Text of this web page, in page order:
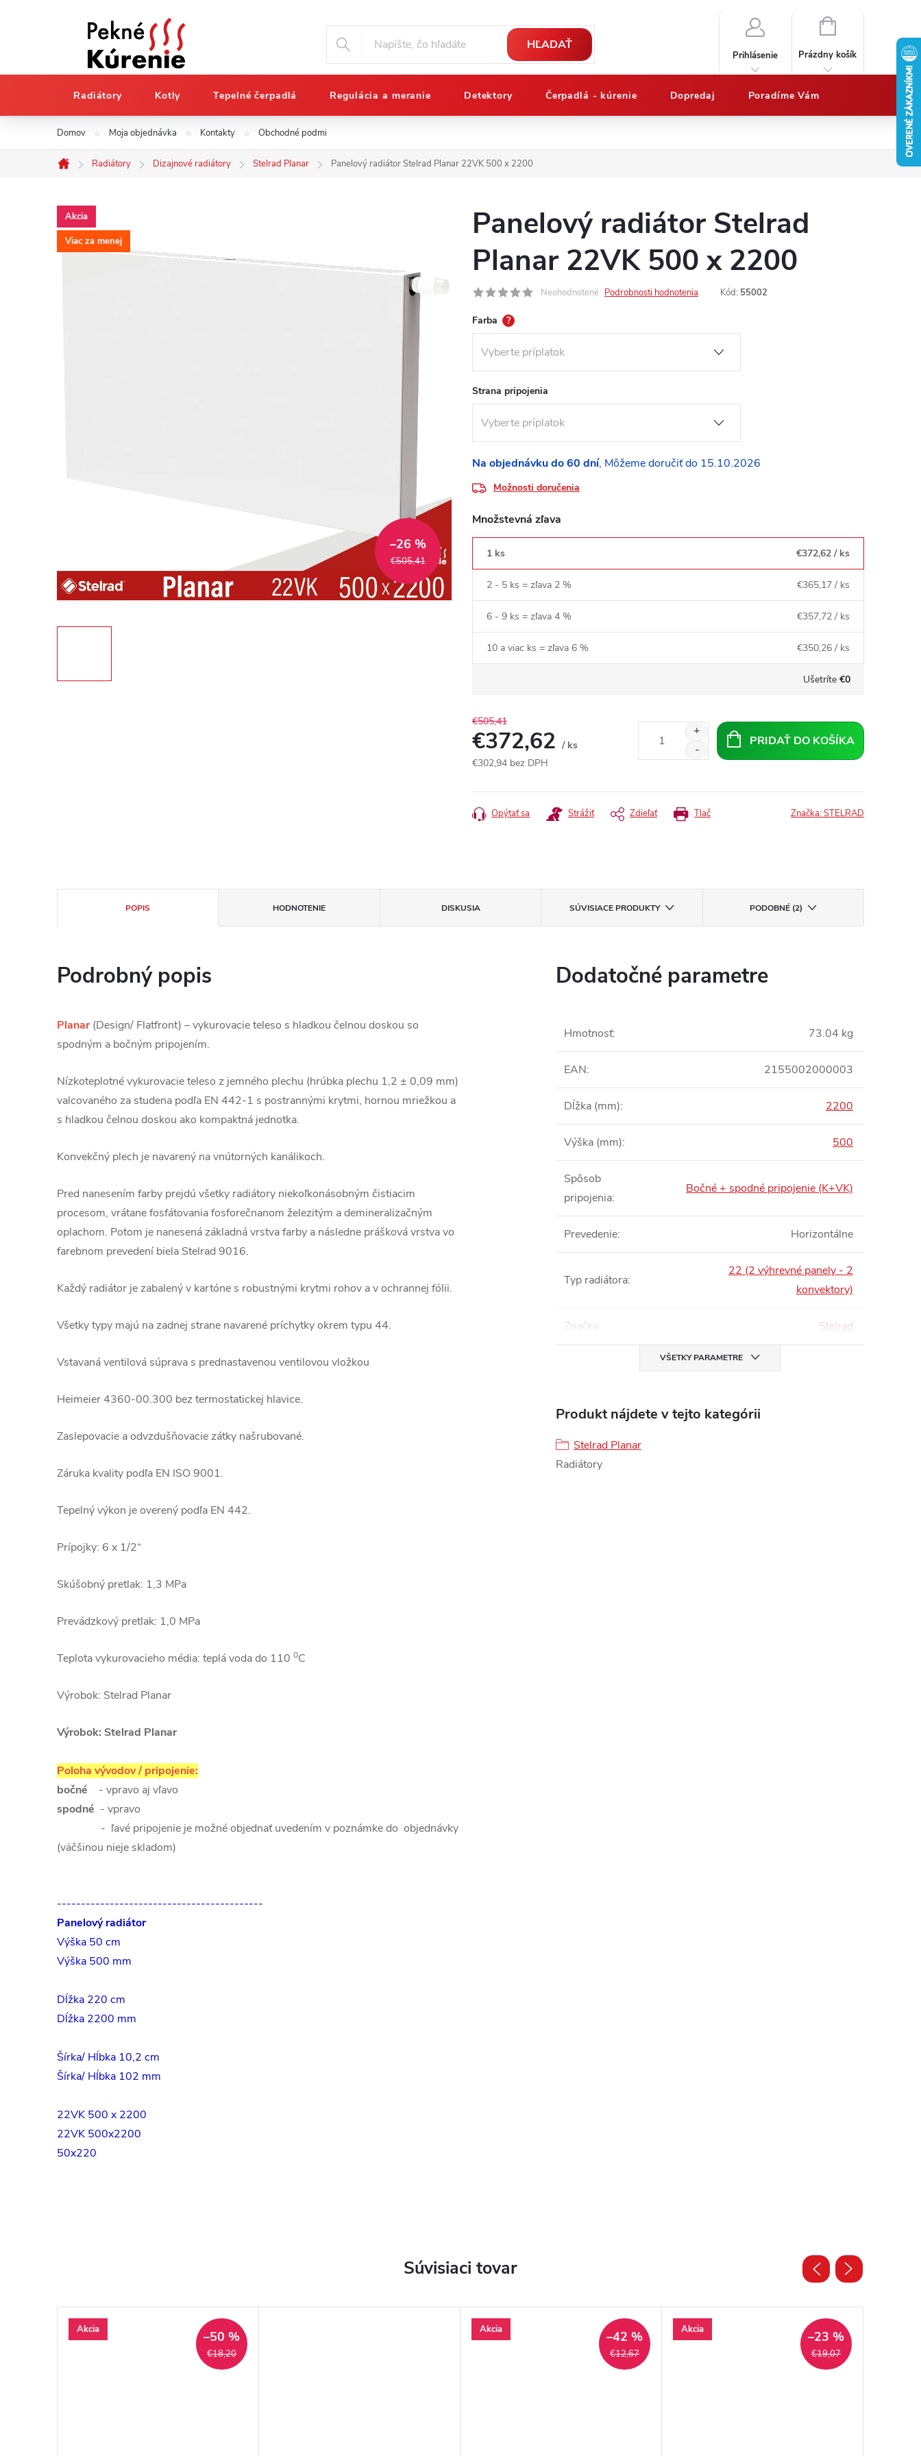
Domov Moja objednávka Kontakty Obchodné podmienky Vypočítajte
HĽADAŤ
Prihlásenie
NÁKUPNÝ
Prázdny košík
Radiátory Kotly Tepelné čerpadlá Regulácia a meranie Detektory Čerpadlá - kúrenie Dopredaj Poradíme Vám
Domov
Radiátory Dizajnové radiátory Stelrad Planar Panelový radiátor Stelrad Planar 22VK 500 x 2200
Akcia
Viac za menej
€505,41
–26 %
Panelový radiátor Stelrad
Planar 22VK 500 x 2200
Neohodnotené Podrobnosti hodnotenia Kód: 55002
Farba ?
Strana pripojenia
Na objednávku do 60 dní 15.10.2026
Možnosti doručenia
Množstevná zľava
1 ks €372,62 / ks
2 - 5 ks = zľava 2 % €365,17 / ks
6 - 9 ks = zľava 4 % €357,72 / ks
10 a viac ks = zľava 6 % €350,26 / ks
Ušetríte €0
€505,41
€372,62 / ks
€302,94 bez DPH
cena:
PRIDAŤ DO KOŠÍKA
Tlač
Opýtať sa Strážiť Zdieľať Značka:STELRAD
POPIS HODNOTENIE DISKUSIA SÚVISIACE PRODUKTY PODOBNÉ (2)
Podrobný popis
Planar (Design/ Flatfront) – vykurovacie teleso s hladkou čelnou doskou so
spodným a bočným pripojením.
Nízkoteplotné vykurovacie teleso z jemného plechu (hrúbka plechu 1,2 ± 0,09 mm)
valcovaného za studena podľa EN 442-1 s postrannými krytmi, hornou mriežkou a
s hladkou čelnou doskou ako kompaktná jednotka.
Konvekčný plech je navarený na vnútorných kanálikoch.
Pred nanesením farby prejdú všetky radiátory niekoľkonásobným čistiacim
procesom, vrátane fosfátovania fosforečnanom železitým a demineralizačným
oplachom. Potom je nanesená základná vrstva farby a následne prášková vrstva vo
farebnom prevedení biela Stelrad 9016.
Každý radiátor je zabalený v kartóne s robustnými krytmi rohov a v ochrannej fólii.
Všetky typy majú na zadnej strane navarené príchytky okrem typu 44.
Vstavaná ventilová súprava s prednastavenou ventilovou vložkou
Heimeier 4360-00.300 bez termostatickej hlavice.
Zaslepovacie a odvzdušňovacie zátky našrubované.
Záruka kvality podľa EN ISO 9001.
Tepelný výkon je overený podľa EN 442.
Prípojky: 6 x 1/2“
Skúšobný pretlak: 1,3 MPa
Prevádzkový pretlak: 1,0 MPa
Teplota vykurovacieho média: teplá voda do 110 0C
Výrobok: Stelrad Planar
Výrobok: Stelrad Planar
Poloha vývodov / pripojenie:
bočné - vpravo aj vľavo
spodné - vpravo
- ľavé pripojenie je možné objednať uvedením v poznámke do objednávky
(väčšinou nieje skladom)
-------------------------------------------
Panelový radiátor
Výška 50 cm
Výška 500 mm
Dĺžka 220 cm
Dĺžka 2200 mm
Šírka/ Hĺbka 10,2 cm
Šírka/ Hĺbka 102 mm
22VK 500 x 2200
22VK 500x2200
50x220
Dodatočné parametre
Hmotnosť: 73.04 kg
EAN: 2155002000003
Dĺžka (mm): 2200
Výška (mm): 500
Spôsob
pripojenia:
Bočné + spodné pripojenie (K+VK)
Prevedenie: Horizontálne
Typ radiátora:
22 (2 výhrevné panely - 2
konvektory)
Značka: Stelrad
VŠETKY PARAMETRE
Produkt nájdete v tejto kategórii
Stelrad Planar
Radiátory
Súvisiaci tovar
Akcia
€18,20
–50 % Akcia
€12,67
–42 % Akcia
€19,07
–23 %